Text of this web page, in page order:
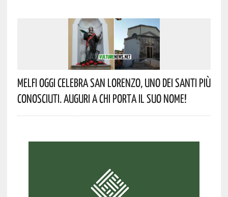
Melfi Oggi Celebra San Lorenzo, Uno Dei Santi Più
Conosciuti. Auguri A Chi Porta Il Suo Nome!